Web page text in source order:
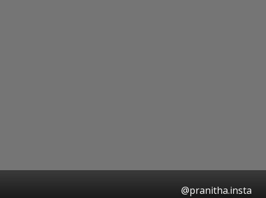
@pranitha.insta